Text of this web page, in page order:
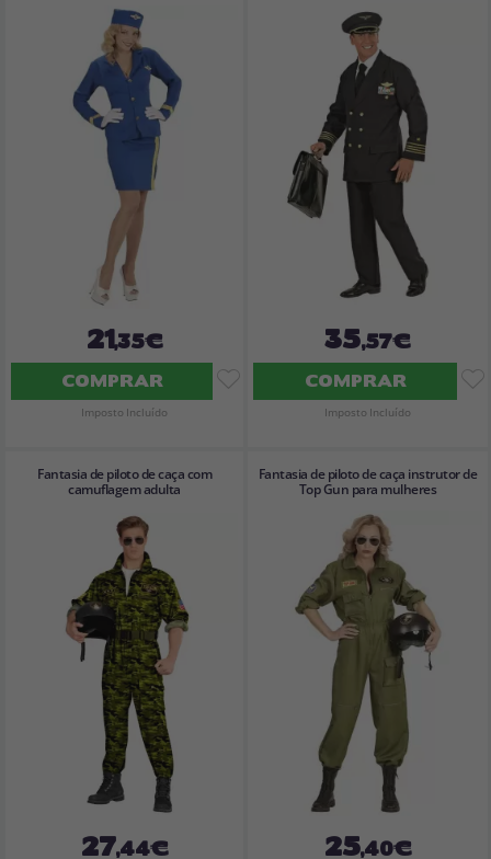
21,35€
COMPRAR
Imposto Incluído
35,57€
COMPRAR
Imposto Incluído
Fantasia de piloto de caça com
camuflagem adulta
27,44€
Fantasia de piloto de caça instrutor de
Top Gun para mulheres
25,40€